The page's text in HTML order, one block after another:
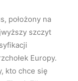
położony na
szczyt
Europy.
kto chce się